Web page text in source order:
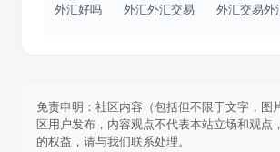
外汇好吗 外汇外汇交易 外汇交易外
免责申明：社区内容（包括但不限于文字，图
区用户发布，内容观点不代表本站立场和观点
的权益，请与我们联系处理。